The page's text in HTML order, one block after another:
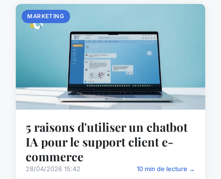
MARKETING
5 raisons d'utiliser un chatbot
IA pour le support client e-
commerce
28/04/2026 15:42 10 min de lecture →